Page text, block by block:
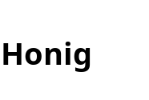
Honig